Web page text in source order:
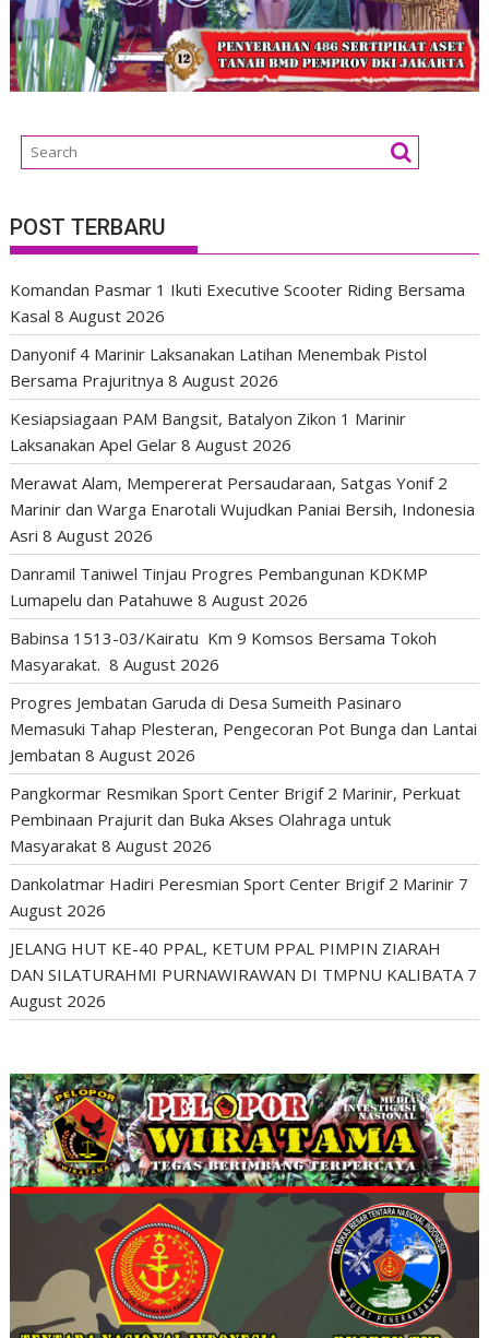
POST TERBARU
Komandan Pasmar 1 Ikuti Executive Scooter Riding Bersama
Kasal 8 August 2026
Danyonif 4 Marinir Laksanakan Latihan Menembak Pistol
Bersama Prajuritnya 8 August 2026
Kesiapsiagaan PAM Bangsit, Batalyon Zikon 1 Marinir
Laksanakan Apel Gelar 8 August 2026
Merawat Alam, Mempererat Persaudaraan, Satgas Yonif 2
Marinir dan Warga Enarotali Wujudkan Paniai Bersih, Indonesia
Asri 8 August 2026
Danramil Taniwel Tinjau Progres Pembangunan KDKMP
Lumapelu dan Patahuwe 8 August 2026
Babinsa 1513-03/Kairatu Km 9 Komsos Bersama Tokoh
Masyarakat. 8 August 2026
Progres Jembatan Garuda di Desa Sumeith Pasinaro
Memasuki Tahap Plesteran, Pengecoran Pot Bunga dan Lantai
Jembatan 8 August 2026
Pangkormar Resmikan Sport Center Brigif 2 Marinir, Perkuat
Pembinaan Prajurit dan Buka Akses Olahraga untuk
Masyarakat 8 August 2026
Dankolatmar Hadiri Peresmian Sport Center Brigif 2 Marinir 7
August 2026
JELANG HUT KE-40 PPAL, KETUM PPAL PIMPIN ZIARAH
DAN SILATURAHMI PURNAWIRAWAN DI TMPNU KALIBATA 7
August 2026